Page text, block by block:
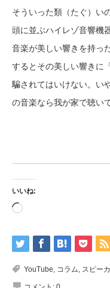
そういった類（たぐ）い
頭に並ぶハイレゾ音響機
音楽が美しい響きを持っ
するとその美しい響きに
騙されてはいけない。い
の音楽なら我が家で聴い
いいね:
読
中…
YouTube, コラム, スピー